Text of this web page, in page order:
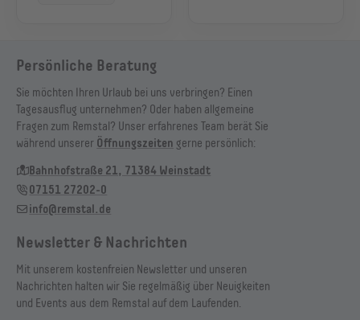
Persönliche Beratung
Sie möchten Ihren Urlaub bei uns verbringen? Einen
Tagesausflug unternehmen? Oder haben allgemeine
Fragen zum Remstal? Unser erfahrenes Team berät Sie
während unserer Öffnungszeiten gerne persönlich:
Bahnhofstraße 21, 71384 Weinstadt
07151 27202-0
info@remstal.de
Newsletter & Nachrichten
Mit unserem kostenfreien Newsletter und unseren
Nachrichten halten wir Sie regelmäßig über Neuigkeiten
und Events aus dem Remstal auf dem Laufenden.